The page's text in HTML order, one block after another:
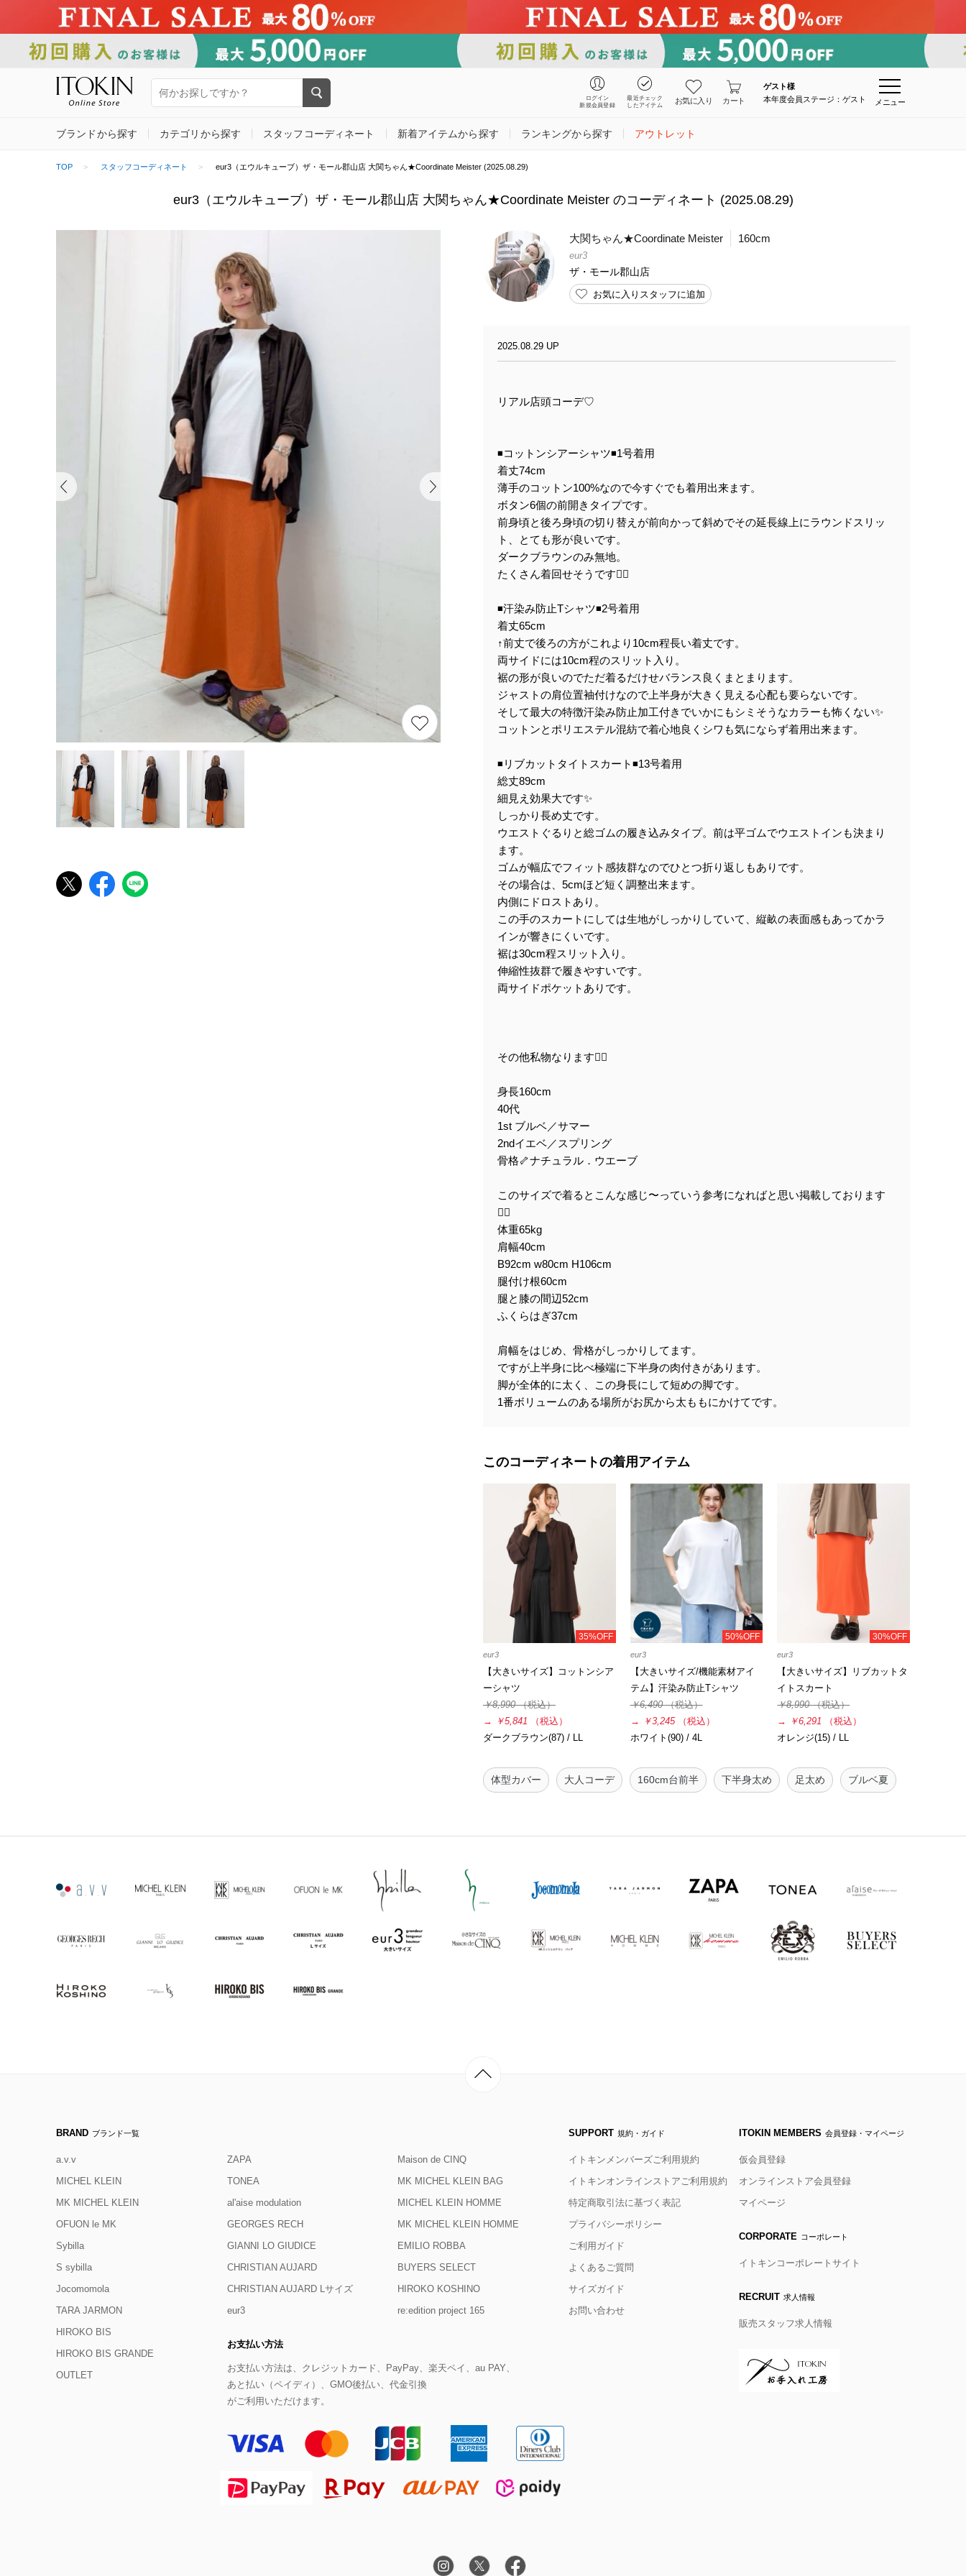
ログイン
新規会員登録
最近チェック
したアイテム
お気に入り カート
ゲスト様
本年度会員ステージ：ゲスト
メニュー
ブランドから探す カテゴリから探す スタッフコーディネート 新着アイテムから探す ランキングから探す アウトレット
TOP スタッフコーディネート eur3（エウルキューブ）ザ・モール郡山店 大関ちゃん★Coordinate Meister (2025.08.29)
eur3（エウルキューブ）ザ・モール郡山店 大関ちゃん★Coordinate Meister のコーディネート (2025.08.29)
大関ちゃん★Coordinate Meister 160cm
eur3
ザ・モール郡山店
お気に入りスタッフに追加
2025.08.29 UP
リアル店頭コーデ♡
◾️コットンシアーシャツ◾️1号着用
着丈74cm
薄手のコットン100%なので今すぐでも着用出来ます。
ボタン6個の前開きタイプです。
前身頃と後ろ身頃の切り替えが前向かって斜めでその延長線上にラウンドスリッ
ト、とても形が良いです。
ダークブラウンのみ無地。
たくさん着回せそうです🙆‍♀️
◾️汗染み防止Tシャツ◾️2号着用
着丈65cm
↑前丈で後ろの方がこれより10cm程長い着丈です。
両サイドには10cm程のスリット入り。
裾の形が良いのでただ着るだけせバランス良くまとまります。
ジャストの肩位置袖付けなので上半身が大きく見える心配も要らないです。
そして最大の特徴汗染み防止加工付きでいかにもシミそうなカラーも怖くない✨
コットンとポリエステル混紡で着心地良くシワも気にならず着用出来ます。
◾️リブカットタイトスカート◾️13号着用
総丈89cm
細見え効果大です✨
しっかり長め丈です。
ウエストぐるりと総ゴムの履き込みタイプ。前は平ゴムでウエストインも決まり
ます。
ゴムが幅広でフィット感抜群なのでひとつ折り返しもありです。
その場合は、5cmほど短く調整出来ます。
内側にドロストあり。
この手のスカートにしては生地がしっかりしていて、縦畝の表面感もあってかラ
インが響きにくいです。
裾は30cm程スリット入り。
伸縮性抜群で履きやすいです。
両サイドポケットありです。
その他私物なります🙇‍♀️
身長160cm
40代
1st ブルベ／サマー
2ndイエベ／スプリング
骨格🦴ナチュラル．ウエーブ
このサイズで着るとこんな感じ〜っていう参考になればと思い掲載しております
🙇‍♀
体重65kg
肩幅40cm
B92cm w80cm H106cm
腿付け根60cm
腿と膝の間辺52cm
ふくらはぎ37cm
肩幅をはじめ、骨格がしっかりしてます。
ですが上半身に比べ極端に下半身の肉付きがあります。
脚が全体的に太く、この身長にして短めの脚です。
1番ボリュームのある場所がお尻から太ももにかけてです。
このコーディネートの着用アイテム
35%OFF
eur3
【大きいサイズ】コットンシア
ーシャツ
￥8,990（税込）
→
￥5,841
（税込）
ダークブラウン(87) / LL
50%OFF
eur3
【大きいサイズ/機能素材アイ
テム】汗染み防止Tシャツ
￥6,490（税込）
→
￥3,245
（税込）
ホワイト(90) / 4L
30%OFF
eur3
【大きいサイズ】リブカットタ
イトスカート
￥8,990（税込）
→
￥6,291
（税込）
オレンジ(15) / LL
体型カバー 大人コーデ 160cm台前半 下半身太め 足太め ブルベ夏
BRAND ブランド一覧
a.v.v
MICHEL KLEIN
MK MICHEL KLEIN
OFUON le MK
Sybilla
S sybilla
Jocomomola
TARA JARMON
ZAPA
TONEA
al'aise modulation
GEORGES RECH
GIANNI LO GIUDICE
CHRISTIAN AUJARD
CHRISTIAN AUJARD Lサイズ
eur3
Maison de CINQ
MK MICHEL KLEIN BAG
MICHEL KLEIN HOMME
MK MICHEL KLEIN HOMME
EMILIO ROBBA
BUYERS SELECT
HIROKO KOSHINO
re:edition project 165
HIROKO BIS
HIROKO BIS GRANDE
OUTLET
お支払い方法
お支払い方法は、クレジットカード、PayPay、楽天ペイ、au PAY、
あと払い（ペイディ）、GMO後払い、代金引換
がご利用いただけます。
SUPPORT 規約・ガイド
イトキンメンバーズご利用規約
イトキンオンラインストアご利用規約
特定商取引法に基づく表記
プライバシーポリシー
ご利用ガイド
よくあるご質問
サイズガイド
お問い合わせ
ITOKIN MEMBERS 会員登録・マイページ
仮会員登録
オンラインストア会員登録
マイページ
CORPORATE コーポレート
イトキンコーポレートサイト
RECRUIT 求人情報
販売スタッフ求人情報